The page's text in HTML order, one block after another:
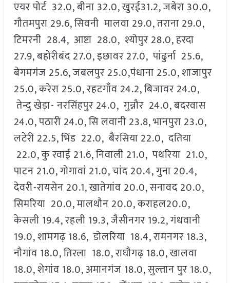
एयर पोर्ट 32.0, बीना 32.0, खुरई31.2, जबेरा 30.0,
गौतमपुरा 29.6, सिवनी मालवा 29.0, तराना 29.0,
टिमरनी 28.4, आष्टा 28.0, श्योपुर 28.0, हरदा
27.9, बहोरीबंद 27.0, इछावर 27.0, पांढुर्ना 25.6,
बेगमगंज 25.6, जबलपुर 25.0,पंधाना 25.0, शाजापुर
25.0, करेरा 25.0, रहटगाँव 24.2, बिजावर 24.0,
तेन्दु खेड़ा- नरसिंहपुर 24.0, गुन्नौर 24.0, बदरवास
24.0, पठारी 24.0, सि लवानी 23.8, भानपुरा 23.0,
लटेरी 22.5, भिंड 22.0, बैरसिया 22.0, दतिया
22.0, कु रवाई 21.6, निवाली 21.0, पथरिया 21.0,
पाटन 21.0, गोगावां 21.0, चांद 20.4, गुना 20.4,
देवरी-रायसेन 20.1, खातेगांव 20.0, सनावद 20.0,
सिमरिया 20.0, मालथौन 20.0, कराहल20.0,
केसली 19.4, रहली 19.3, जैसीनगर 19.2, गंधवानी
19.0, शामगढ़ 18.6, डोलरिया 18.4, रामनगर 18.3,
नौगांव 18.0, तिरला 18.0, राघौगढ़ 18.0, खालवा
18.0, शेगांव 18.0, अमानगंज 18.0, सुल्तान पुर 18.0,